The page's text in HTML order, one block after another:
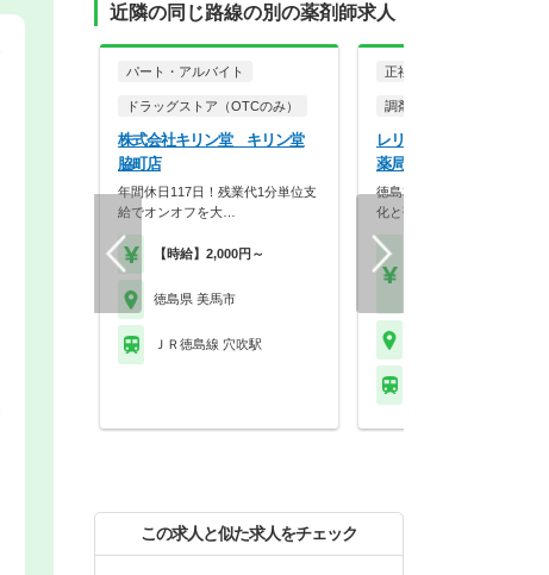
近隣の同じ路線の別の薬剤師求人
パート・アルバイト
ドラッグストア（OTCのみ）
株式会社キリン堂 キリン堂
脇町店
年間休日117日！残業代1分単位支
給でオンオフを大…
【時給】2,000円～
徳島県 美馬市
ＪＲ徳島線 穴吹駅
正社員
調剤薬局
レリープ株式会社 トマ
薬局 穴吹店
徳島30店舗超の安定基盤！
化と研修充実で定着…
この求人と似た求人をチェック